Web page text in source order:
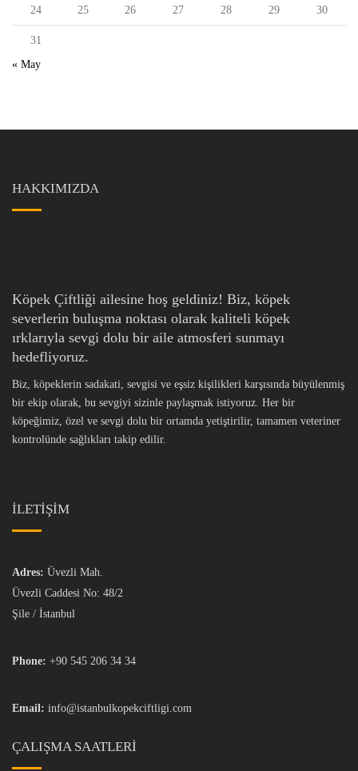
24 25 26 27 28 29 30
31
« May
HAKKIMIZDA
Köpek Çiftliği ailesine hoş geldiniz! Biz, köpek
severlerin buluşma noktası olarak kaliteli köpek
ırklarıyla sevgi dolu bir aile atmosferi sunmayı
hedefliyoruz.
Biz, köpeklerin sadakati, sevgisi ve eşsiz kişilikleri karşısında büyülenmiş
bir ekip olarak, bu sevgiyi sizinle paylaşmak istiyoruz. Her bir
köpeğimiz, özel ve sevgi dolu bir ortamda yetiştirilir, tamamen veteriner
kontrolünde sağlıkları takip edilir.
İLETİŞİM
Adres: Üvezli Mah.
Üvezli Caddesi No: 48/2
Şile / İstanbul
Phone: +90 545 206 34 34
Email: info@istanbulkopekciftligi.com
ÇALIŞMA SAATLERI